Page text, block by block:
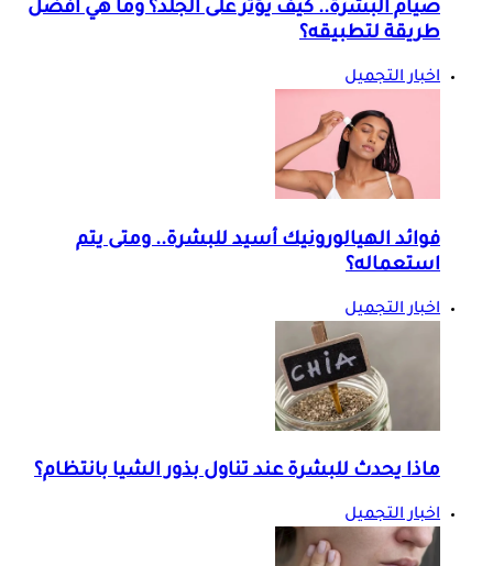
صيام البشرة.. كيف يؤثر على الجلد؟ وما هي أفضل
طريقة لتطبيقه؟
اخبار التجميل
فوائد الهيالورونيك أسيد للبشرة.. ومتى يتم
استعماله؟
اخبار التجميل
ماذا يحدث للبشرة عند تناول بذور الشيا بانتظام؟
اخبار التجميل